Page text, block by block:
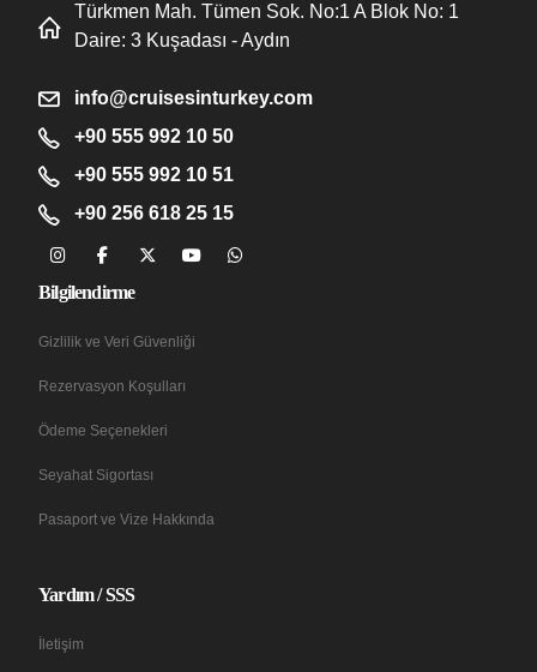
Türkmen Mah. Tümen Sok. No:1 A Blok No: 1
Daire: 3 Kuşadası - Aydın
info@cruisesinturkey.com
+90 555 992 10 50
+90 555 992 10 51
+90 256 618 25 15
Bilgilendirme
Gizlilik ve Veri Güvenliği
Rezervasyon Koşulları
Ödeme Seçenekleri
Seyahat Sigortası
Pasaport ve Vize Hakkında
Yardım / SSS
İletişim